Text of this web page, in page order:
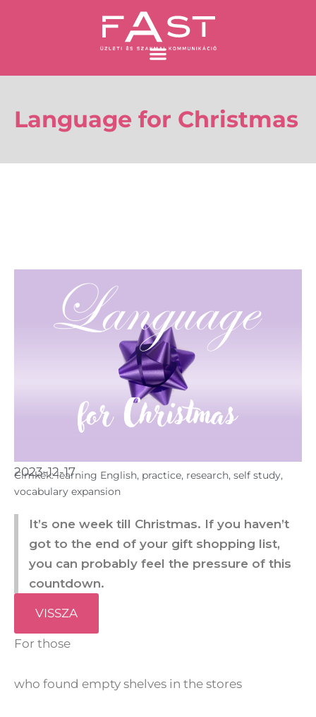
Language for Christmas
2023-12-17
Cimkék: learning English, practice, research, self study,
vocabulary expansion
It’s one week till Christmas. If you haven’t
got to the end of your gift shopping list,
you can probably feel the pressure of this
countdown.
VISSZA
For those
who found empty shelves in the stores